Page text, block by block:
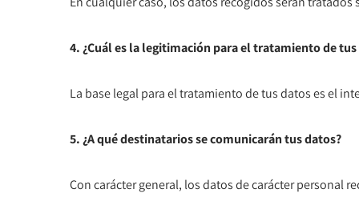
4. ¿Cuál es la legitimación para el tratamiento de
La base legal para el tratamiento de tus datos es el
5. ¿A qué destinatarios se comunicarán tus datos?
Con carácter general, los datos de carácter personal